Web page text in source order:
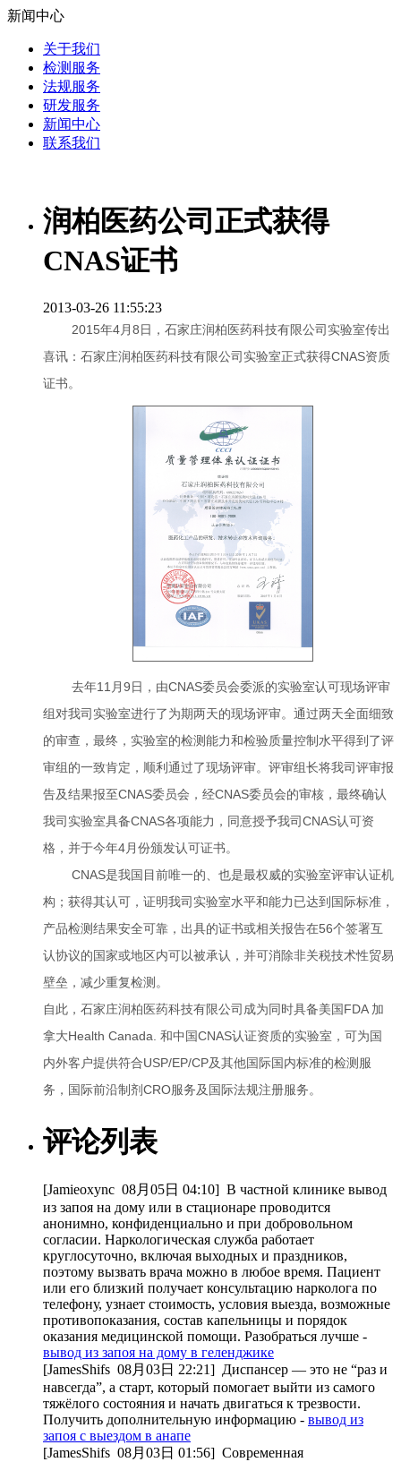
新闻中心
关于我们
检测服务
法规服务
研发服务
新闻中心
联系我们
润柏医药公司正式获得
CNAS证书
2013-03-26 11:55:23
2015年4月8日，石家庄润柏医药科技有限公司实验室传出
喜讯：石家庄润柏医药科技有限公司实验室正式获得CNAS资质
证书。
去年11月9日，由CNAS委员会委派的实验室认可现场评审
组对我司实验室进行了为期两天的现场评审。通过两天全面细致
的审查，最终，实验室的检测能力和检验质量控制水平得到了评
审组的一致肯定，顺利通过了现场评审。评审组长将我司评审报
告及结果报至CNAS委员会，经CNAS委员会的审核，最终确认
我司实验室具备CNAS各项能力，同意授予我司CNAS认可资
格，并于今年4月份颁发认可证书。
CNAS是我国目前唯一的、也是最权威的实验室评审认证机
构；获得其认可，证明我司实验室水平和能力已达到国际标准，
产品检测结果安全可靠，出具的证书或相关报告在56个签署互
认协议的国家或地区内可以被承认，并可消除非关税技术性贸易
壁垒，减少重复检测。
自此，石家庄润柏医药科技有限公司成为同时具备美国FDA 加
拿大Health Canada. 和中国CNAS认证资质的实验室，可为国
内外客户提供符合USP/EP/CP及其他国际国内标准的检测服
务，国际前沿制剂CRO服务及国际法规注册服务。
评论列表
[Jamieoxync 08月05日 04:10] В частной клинике вывод
из запоя на дому или в стационаре проводится
анонимно, конфиденциально и при добровольном
согласии. Наркологическая служба работает
круглосуточно, включая выходных и праздников,
поэтому вызвать врача можно в любое время. Пациент
или его близкий получает консультацию нарколога по
телефону, узнает стоимость, условия выезда, возможные
противопоказания, состав капельницы и порядок
оказания медицинской помощи. Разобраться лучше -
вывод из запоя на дому в геленджике
[JamesShifs 08月03日 22:21] Диспансер — это не “раз и
навсегда”, а старт, который помогает выйти из самого
тяжёлого состояния и начать двигаться к трезвости.
Получить дополнительную информацию - вывод из
запоя с выездом в анапе
[JamesShifs 08月03日 01:56] Современная